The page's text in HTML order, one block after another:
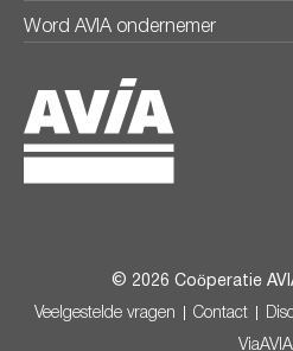
Word AVIA ondernemer
© 2026 Coöperatie
Veelgestelde vragen Contact
ViaAVIA